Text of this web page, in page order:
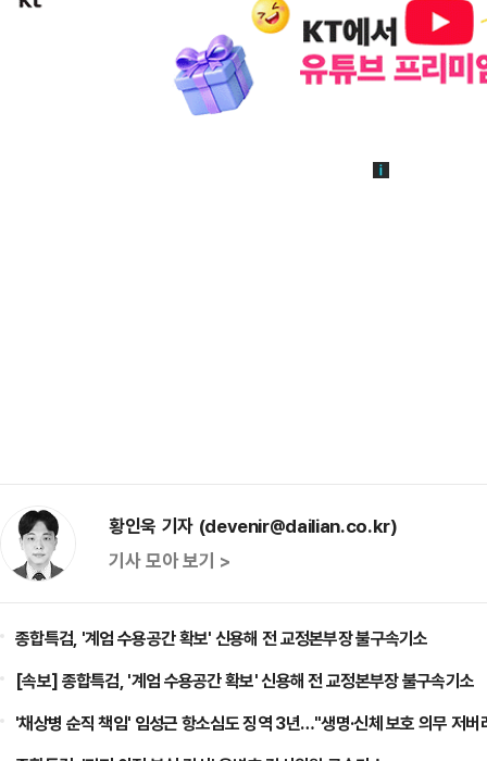
황인욱 기자 (devenir@dailian.co.kr)
기사 모아 보기 >
종합특검, '계엄 수용공간 확보' 신용해 전 교정본부장 불구속기소
[속보] 종합특검, '계엄 수용공간 확보' 신용해 전 교정본부장 불구속기소
'채상병 순직 책임' 임성근 항소심도 징역 3년…"생명·신체 보호 의무 저버